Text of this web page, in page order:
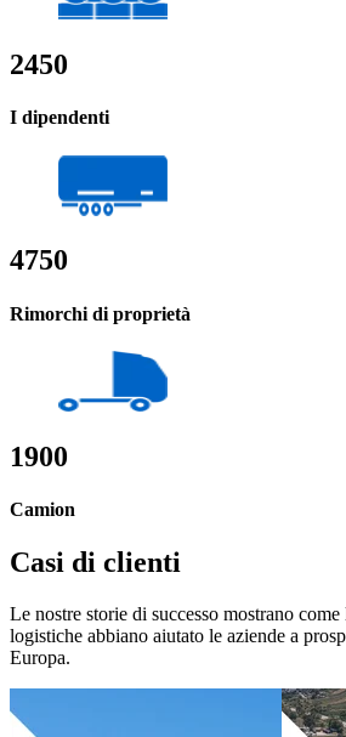
2450
I dipendenti
4750
Rimorchi di proprietà
1900
Camion
Casi di clienti
Le nostre storie di successo mostrano
logistiche abbiano aiutato le aziende a
Europa.